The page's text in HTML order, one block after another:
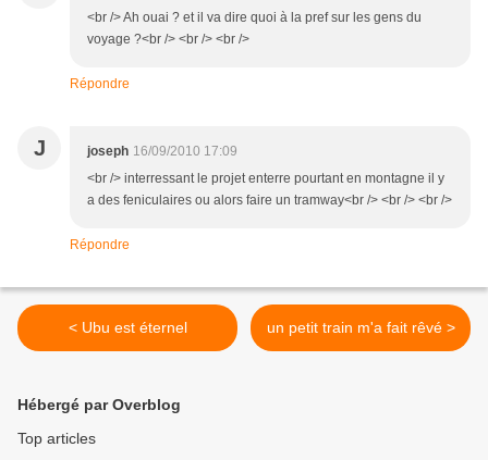
<br /> Ah ouai ? et il va dire quoi à la pref sur les gens du
voyage ?<br /> <br /> <br />
Répondre
J joseph 16/09/2010 17:09
<br /> interressant le projet enterre pourtant en montagne il y
a des feniculaires ou alors faire un tramway<br /> <br /> <br />
Répondre
< Ubu est éternel un petit train m'a fait rêvé >
Hébergé par Overblog
Top articles